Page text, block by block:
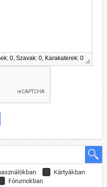
0, Szavak: 0, Karakaterek: 0
Kártyákban
Fórumokban